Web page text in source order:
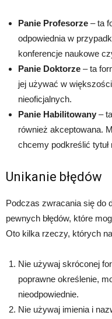
Panie Profesorze – ta
odpowiednia w
konferencje naukowe
Panie Doktorze – ta
jej używać w
nieoficjalnych.
Panie Habilitowany –
również akceptowana.
chcemy podkreślić
Unikanie błędów
Podczas zwracania się do
pewnych błędów, które
Oto kilka rzeczy, których
Nie używaj skróconej
poprawne określenie,
nieodpowiednie.
Nie używaj imienia i